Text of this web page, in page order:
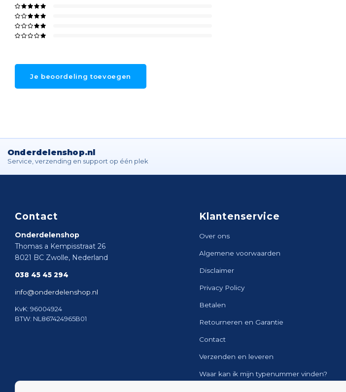
Je beoordeling toevoegen
Onderdelenshop.nl
Service, verzending en support op één plek
Contact
Onderdelenshop
Thomas a Kempisstraat 26
8021 BC Zwolle, Nederland
038 45 45 294
info@onderdelenshop.nl
KvK: 96004924
BTW: NL867424965B01
Klantenservice
Over ons
Algemene voorwaarden
Disclaimer
Privacy Policy
Betalen
Retourneren en Garantie
Contact
Verzenden en leveren
Waar kan ik mijn typenummer vinden?